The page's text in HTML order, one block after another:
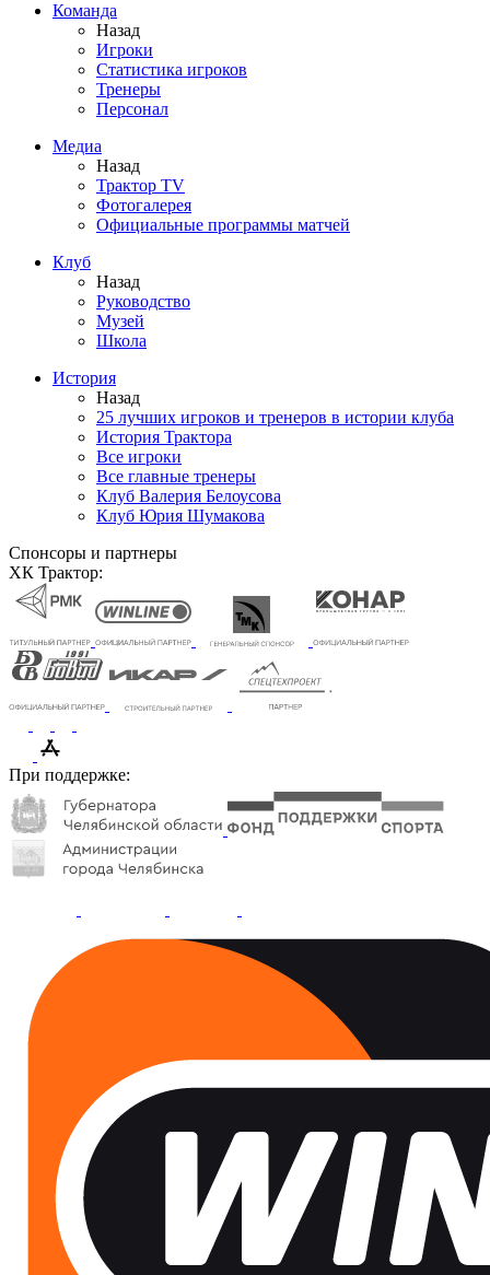
Команда
Назад
Игроки
Статистика игроков
Тренеры
Персонал
Медиа
Назад
Трактор TV
Фотогалерея
Официальные программы матчей
Клуб
Назад
Руководство
Музей
Школа
История
Назад
25 лучших игроков и тренеров в истории клуба
История Трактора
Все игроки
Все главные тренеры
Клуб Валерия Белоусова
Клуб Юрия Шумакова
Спонсоры и партнеры
ХК Трактор:
При поддержке: